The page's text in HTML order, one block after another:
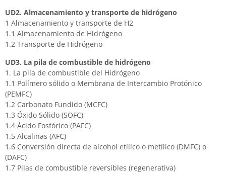
UD2. Almacenamiento y transporte de hidrógeno
1 Almacenamiento y transporte de H2
1.1 Almacenamiento de Hidrógeno
1.2 Transporte de Hidrógeno
UD3. La pila de combustible de hidrógeno
1. La pila de combustible del Hidrógeno
1.1 Polímero sólido o Membrana de Intercambio Protónico
(PEMFC)
1.2 Carbonato Fundido (MCFC)
1.3 Óxido Sólido (SOFC)
1.4 Ácido Fosfórico (PAFC)
1.5 Alcalinas (AFC)
1.6 Conversión directa de alcohol etílico o metílico (DMFC) o
(DAFC)
1.7 Pilas de combustible reversibles (regenerativa)